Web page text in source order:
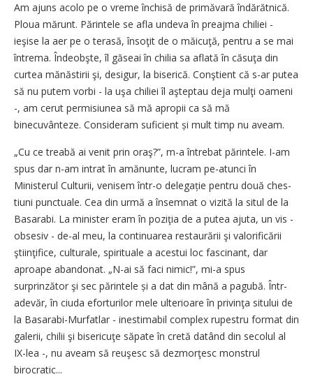
Am ajuns acolo pe o vreme închisă de primăvară îndărătnică.
Ploua mărunt. Părintele se afla undeva în preajma chiliei -
ieşise la aer pe o terasă, însoţit de o măicuţă, pentru a se mai
întrema. Îndeobşte, îl găseai în chilia sa aflată în căsuţa din
curtea mănăstirii şi, desigur, la biserică. Conştient că s-ar putea
să nu putem vorbi - la uşa chiliei îl aşteptau deja mulţi oameni
-, am cerut permisiunea să mă apropii ca să mă
binecuvânteze. Consideram suficient și mult timp nu aveam.
„Cu ce treabă ai venit prin oraş?”, m-a întrebat părintele. I-am
spus dar n-am intrat în amănunte, lucram pe-atunci în
Ministerul Culturii, venisem într-o delegație pentru două ches­
tiuni punctuale. Cea din urmă a însemnat o vizită la situl de la
Basarabi. La minister eram în poziţia de a putea ajuta, un vis -
obsesiv - de-al meu, la continuarea restaurării şi valorificării
ştiinţifice, culturale, spirituale a acestui loc fascinant, dar
aproape abandonat. „N-ai să faci nimic!”, mi-a spus
surprinzător şi sec părintele și a dat din mână a pagubă. Într-
adevăr, în ciuda eforturilor mele ulterioare în privinţa sitului de
la Basarabi-Murfatlar - inestimabil complex rupestru format din
galerii, chilii şi bisericuţe săpate în cretă datând din secolul al
IX-lea -, nu aveam să reuşesc să dezmorţesc monstrul
birocratic...